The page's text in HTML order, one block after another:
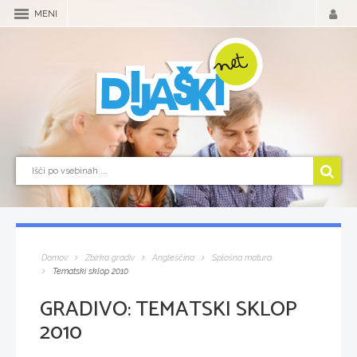
MENI
Domov Zbirka gradiv Angleščina
Splošna matura
Tematski sklop 2010
GRADIVO:TEMATSKI SKLOP
2010